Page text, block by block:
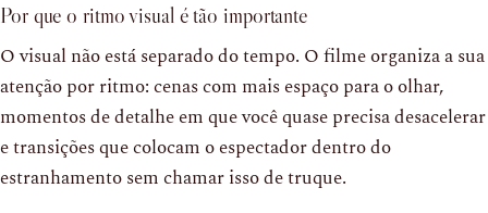
Por que o ritmo visual é tão importante
O visual não está separado do tempo. O filme organiza a sua
atenção por ritmo: cenas com mais espaço para o olhar,
momentos de detalhe em que você quase precisa desacelerar
e transições que colocam o espectador dentro do
estranhamento sem chamar isso de truque.